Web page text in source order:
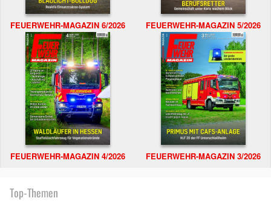
FEUERWEHR-MAGAZIN 6/2026 FEUERWEHR-MAGAZIN 5/2026
FEUERWEHR-MAGAZIN 4/2026 FEUERWEHR-MAGAZIN 3/2026
Top-Themen